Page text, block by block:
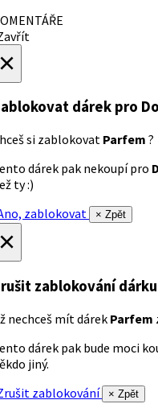
dárek pro
si zablokovat Parfem ?
dárek pak nekoupí pro
ty :)
zablokovat
× Zpět
zablokování dárku
nechceš mít dárek Parfem
dárek pak bude moci
jiný.
zablokování
× Zpět